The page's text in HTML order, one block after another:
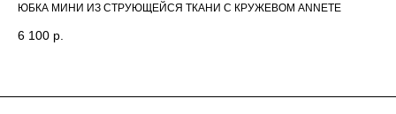
ЮБКА МИНИ ИЗ СТРУЮЩЕЙСЯ ТКАНИ С КРУЖЕВОМ ANNETE
6 100 р.